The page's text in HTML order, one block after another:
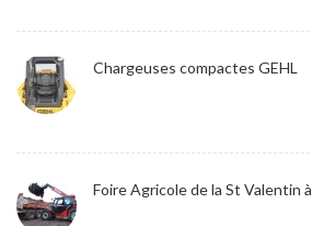
Chargeuses compactes GEHL
Foire Agricole de la St Valentin